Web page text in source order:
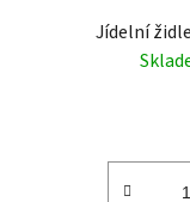
Jídelní